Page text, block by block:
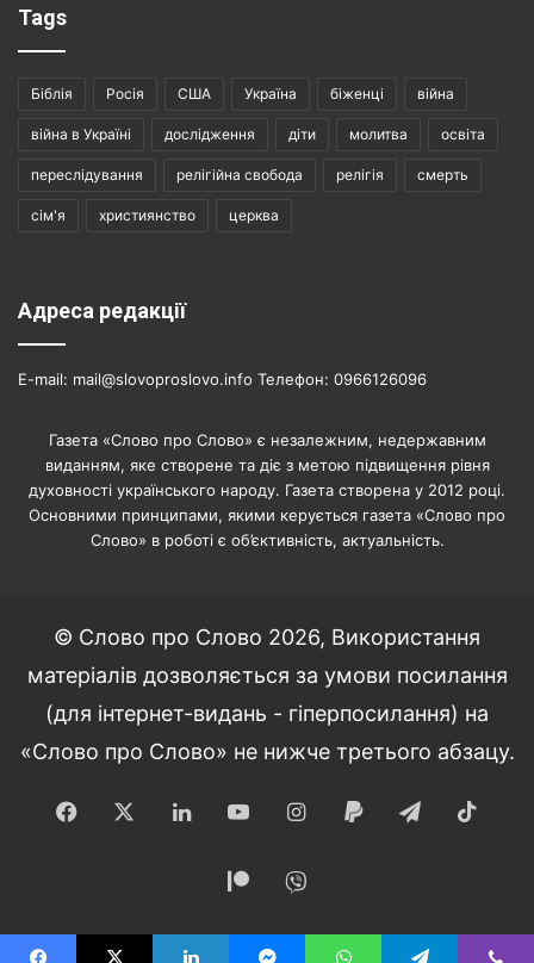
Tags
Біблія Росія США Україна біженці війна
війна в Україні дослідження діти молитва освіта
переслідування релігійна свобода релігія смерть
сім'я християнство церква
Адреса редакції
E-mail: mail@slovoproslovo.info Телефон: 0966126096
Газета «Слово про Слово» є незалежним, недержавним
виданням, яке створене та діє з метою підвищення рівня
духовності українського народу. Газета створена у 2012 році.
Основними принципами, якими керується газета «Слово про
Слово» в роботі є об’єктивність, актуальність.
© Слово про Слово 2026, Використання
матеріалів дозволяється за умови посилання
(для інтернет-видань - гіперпосилання) на
«Слово про Слово» не нижче третього абзацу.
Facebook LinkedInYouTubeInstagram
Paypal Telegram
Patreon